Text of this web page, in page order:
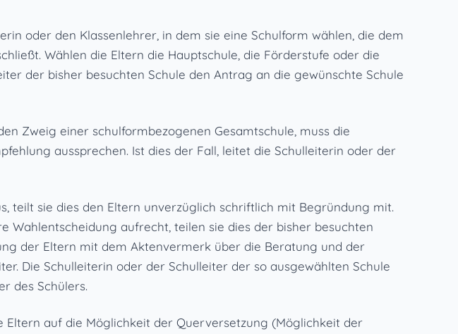
oder den Klassenlehrer, in dem sie eine Schulform wählen, die dem
Wählen die Eltern die Hauptschule, die Förderstufe oder die
der bisher besuchten Schule den Antrag an die gewünschte Schule
Zweig einer schulformbezogenen Gesamtschule, muss die
aussprechen. Ist dies der Fall, leitet die Schulleiterin oder der
teilt sie dies den Eltern unverzüglich schriftlich mit Begründung mit.
aufrecht, teilen sie dies der bisher besuchten
der Eltern mit dem Aktenvermerk über die Beratung und der
Die Schulleiterin oder der Schulleiter der so ausgewählten Schule
des Schülers.
auf die Möglichkeit der Querversetzung (Möglichkeit der